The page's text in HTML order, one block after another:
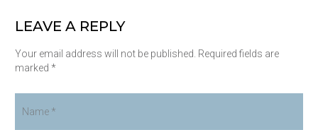
LEAVE A REPLY
Your email address will not be published. Required fields are
marked *